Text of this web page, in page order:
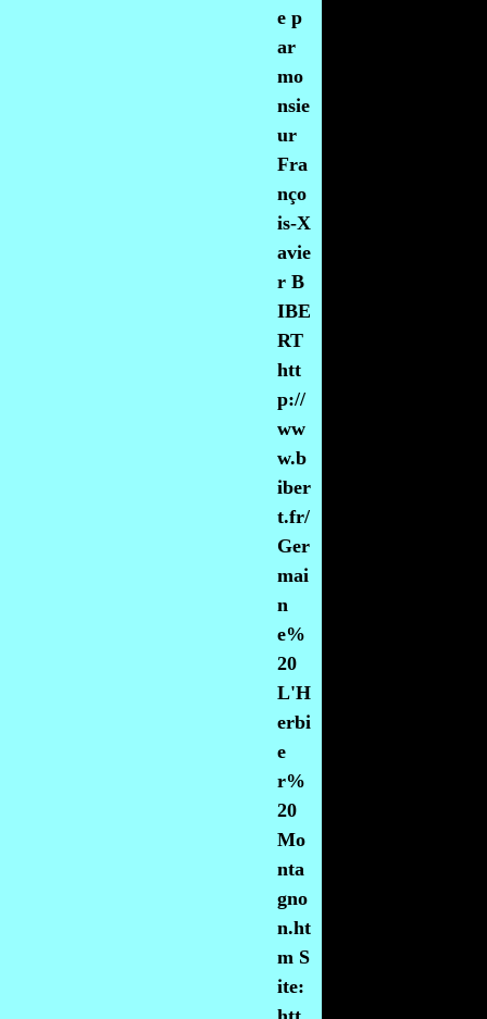
e p
ar
mo
nsie
ur
Fra
nço
is-X
avie
r B
IBE
RT
htt
p://
ww
w.b
iber
t.fr/
Ger
mai
n
e%
20
L'H
erbi
e
r%
20
Mo
nta
gno
n.ht
m S
ite: